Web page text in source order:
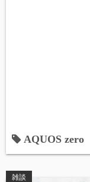
AQUOS zero
雑談